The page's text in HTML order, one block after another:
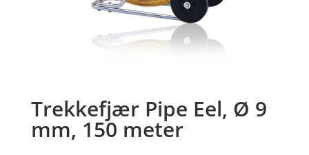
Trekkefjær Pipe Eel, Ø 9
mm, 150 meter